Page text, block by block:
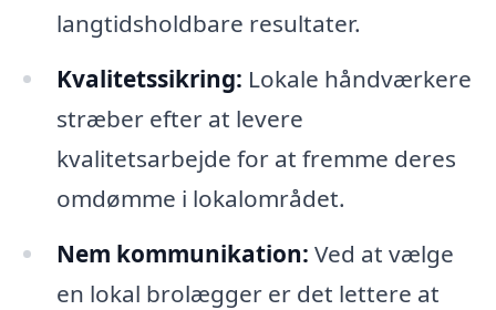
langtidsholdbare resultater.
Kvalitetssikring: Lokale håndværkere
stræber efter at levere
kvalitetsarbejde for at fremme deres
omdømme i lokalområdet.
Nem kommunikation: Ved at vælge
en lokal brolægger er det lettere at